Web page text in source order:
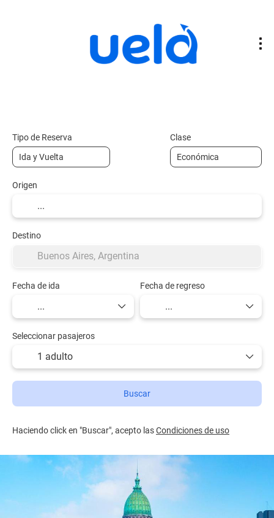
Tipo de Reserva Clase
Origen
Destino
Fecha de ida Fecha de regreso
Seleccionar pasajeros
1 adulto
Buscar
Haciendo click en "Buscar", acepto lasCondiciones de uso